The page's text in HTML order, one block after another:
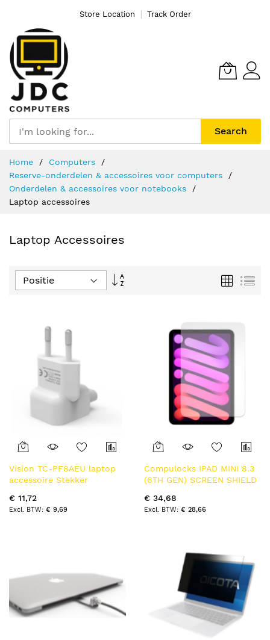
Store Location Track Order
Search
naar
de
inhoud
Home
Computers
Reserve-onderdelen & accessoires voor computers
Onderdelen & accessoires voor notebooks
Laptop accessoires
Laptop Accessoires
Van
Foto-
tabel
Vision TC-PF8AEU laptop
accessoire Stekker
€ 11,72
€ 9,69
Compulocks IPAD MINI 8.3
(6TH GEN) SCREEN SHIELD
€ 34,68
€ 28,66